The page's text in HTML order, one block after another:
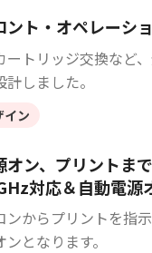
ント・オペレーショ
ートリッジ交換など
しました。
イン
オン、プリントま
対応＆自動電源
ンからプリントを指
となります。